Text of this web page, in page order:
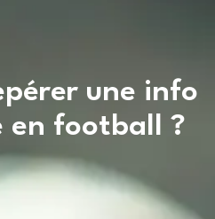
une info
en football ?